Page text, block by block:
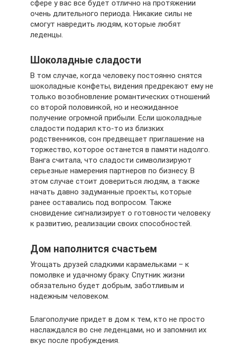
сфере у вас все будет отлично на протяжении
очень длительного периода. Никакие силы не
смогут навредить людям, которые любят
леденцы.
Шоколадные сладости
В том случае, когда человеку постоянно снятся
шоколадные конфеты, видения предрекают ему не
только возобновление романтических отношений
со второй половинкой, но и неожиданное
получение огромной прибыли. Если шоколадные
сладости подарил кто-то из близких
родственников, сон предвещает приглашение на
торжество, которое останется в памяти надолго.
Ванга считала, что сладости символизируют
серьезные намерения партнеров по бизнесу. В
этом случае стоит довериться людям, а также
начать давно задуманные проекты, которые
ранее оставались под вопросом. Также
сновидение сигнализирует о готовности человеку
к развитию, реализации своих способностей.
Дом наполнится счастьем
Угощать друзей сладкими карамельками – к
помолвке и удачному браку. Спутник жизни
обязательно будет добрым, заботливым и
надежным человеком.
Благополучие придет в дом к тем, кто не просто
наслаждался во сне леденцами, но и запомнил их
вкус после пробуждения.